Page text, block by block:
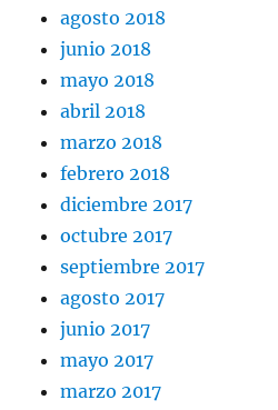
agosto 2018
junio 2018
mayo 2018
abril 2018
marzo 2018
febrero 2018
diciembre 2017
octubre 2017
septiembre 2017
agosto 2017
junio 2017
mayo 2017
marzo 2017